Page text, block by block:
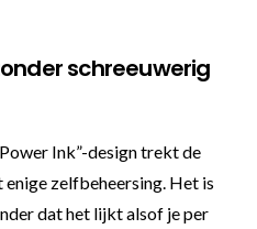
schreeuwerig
Ink”-design trekt de
zelfbeheersing. Het is
dat het lijkt alsof je per